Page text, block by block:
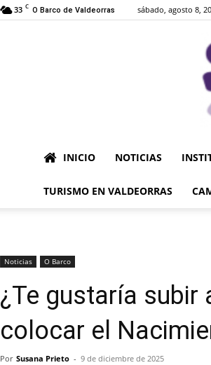
33 C O Barco de Valdeorras sábado, agosto 8,
INICIO NOTICIAS
TURISMO EN VALDEORRAS
Noticias O Barco
¿Te gustaría subir
colocar el
Por Susana Prieto - 9 de diciembre de 2025